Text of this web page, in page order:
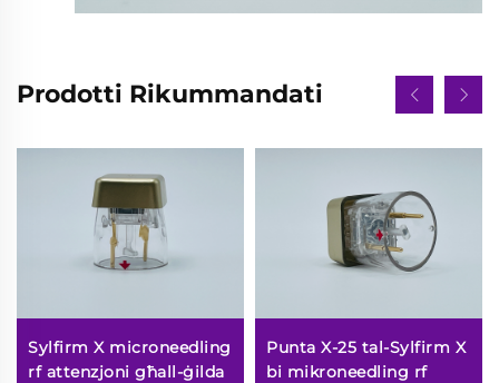
Prodotti Rikummandati
Sylfirm X microneedling
rf attenzjoni għall-ġilda
Punta X-25 tal-Sylfirm X
bi mikroneedling rf